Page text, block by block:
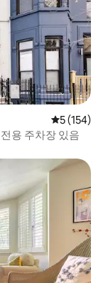
평점 5점(5
5 (154)
용 주차장 있음